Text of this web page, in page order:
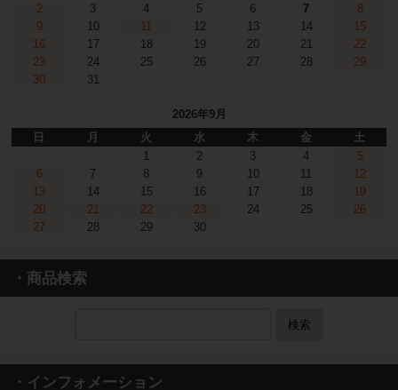
2
3 4 5 6 7
8
9
10 11 12 13 14
15
16
17 18 19 20 21
22
23
24 25 26 27 28
29
30
31
2026年9月
日
月 火 水 木 金
土
1
2 3 4
5
6
7 8 9 10 11
12
13
14 15 16 17 18
19
20
21 22 23 24 25
26
27
28 29 30
・商品検索
検索
・インフォメーション